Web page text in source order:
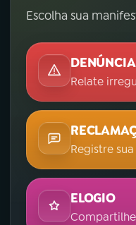
Escolha sua
DENÚNCIA
Relate
Registre
ELOGIO